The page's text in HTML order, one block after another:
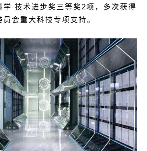
学 技术进步奖三等奖2项，多次获得
会重大科技专项支持。